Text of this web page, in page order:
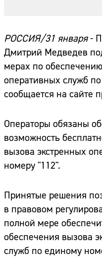
РОССИЯ/31 января-
Дмитрий Медведев
мерах по
оперативных служб
сообщается на сайте
Операторы обязаны
возможность
вызова экстренных
номеру "112".
Принятые решения
в правовом
полной мере
обеспечения вызова
служб по единому